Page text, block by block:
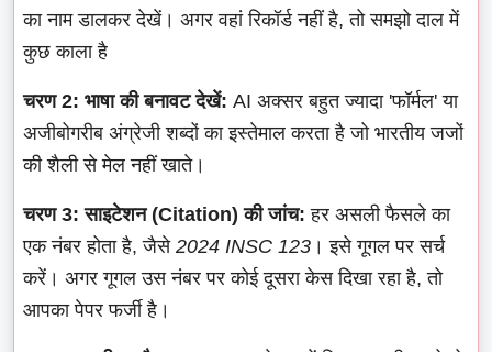
का नाम डालकर देखें। अगर वहां रिकॉर्ड नहीं है, तो समझो दाल में
कुछ काला है
चरण 2: भाषा की बनावट देखें: AI अक्सर बहुत ज्यादा 'फॉर्मल' या
अजीबोगरीब अंग्रेजी शब्दों का इस्तेमाल करता है जो भारतीय जजों
की शैली से मेल नहीं खाते।
चरण 3: साइटेशन (Citation) की जांच:हर असली फैसले का
एक नंबर होता है, जैसे 2024 INSC 123 । इसे गूगल पर सर्च
करें। अगर गूगल उस नंबर पर कोई दूसरा केस दिखा रहा है, तो
आपका पेपर फर्जी है।